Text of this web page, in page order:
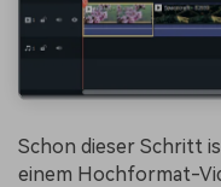
Schon dieser Schritt
einem Hochformat-